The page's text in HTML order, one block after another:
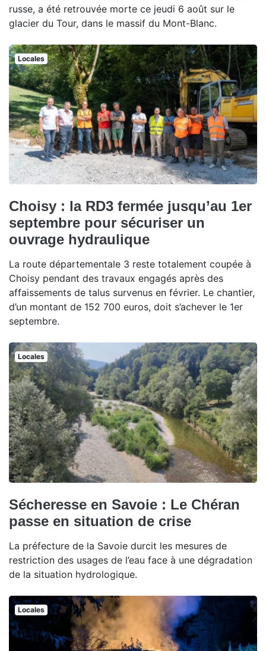
russe, a été retrouvée morte ce jeudi 6 août sur le
glacier du Tour, dans le massif du Mont-Blanc.
Locales
Choisy : la RD3 fermée jusqu’au 1er
septembre pour sécuriser un
ouvrage hydraulique
La route départementale 3 reste totalement coupée à
Choisy pendant des travaux engagés après des
affaissements de talus survenus en février. Le chantier,
d’un montant de 152 700 euros, doit s’achever le 1er
septembre.
Locales
Sécheresse en Savoie : Le Chéran
passe en situation de crise
La préfecture de la Savoie durcit les mesures de
restriction des usages de l’eau face à une dégradation
de la situation hydrologique.
Locales